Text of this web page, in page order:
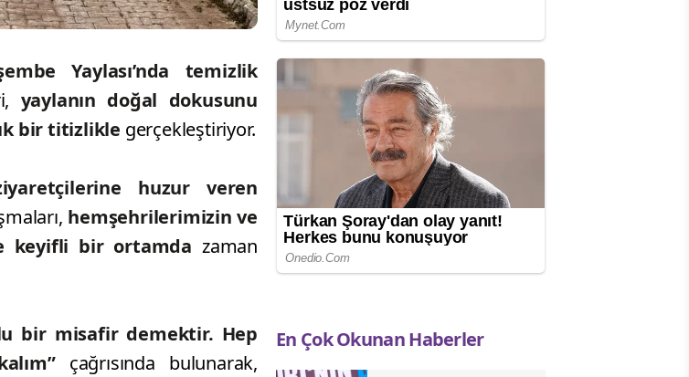
Yaylası’nda temizlik
yaylanın doğal dokusunu
bir titizlikle gerçekleştiriyor.
huzur veren
hemşehrilerimizin ve
keyifli bir ortamda zaman
bir misafir demektir. Hep
çağrısında bulunarak,
En Çok Okunan Haberler